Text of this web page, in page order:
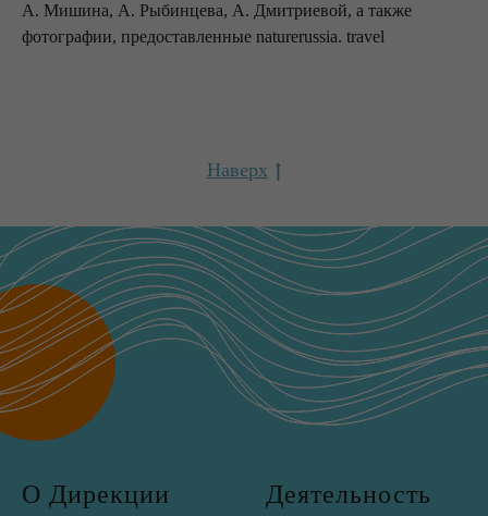
А. Мишина, А. Рыбинцева, А. Дмитриевой, а также
фотографии, предоставленные naturerussia. travel
Наверх
О Дирекции Деятельность